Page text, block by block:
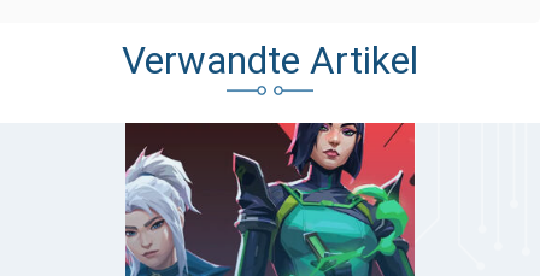
Verwandte Artikel